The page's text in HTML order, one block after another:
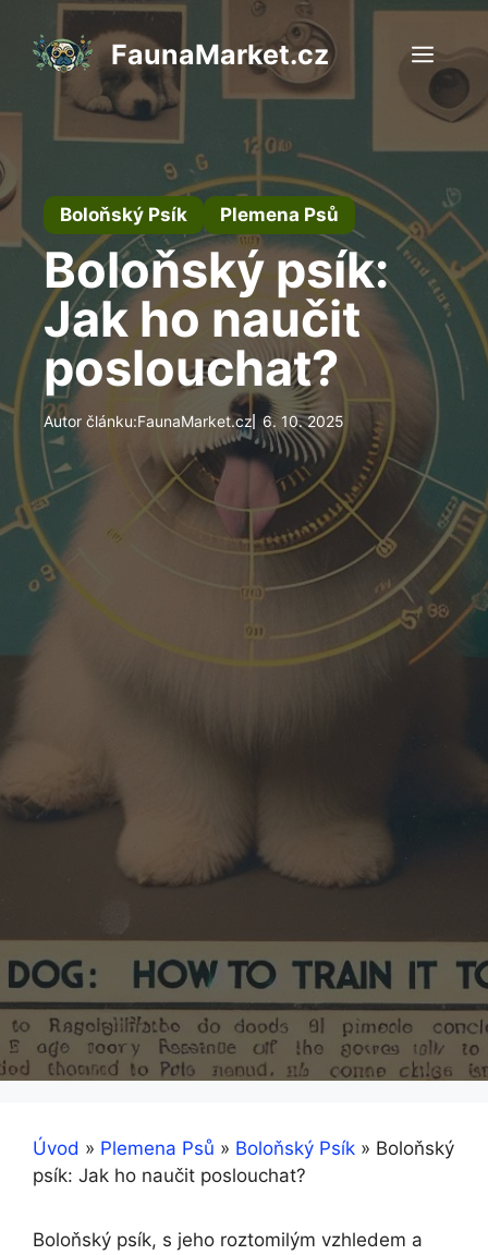
Přeskočit
obsah
FaunaMarket.cz
Boloňský Psík Plemena Psů
Boloňský psík:
Jak ho naučit
poslouchat?
Autor článku:FaunaMarket.cz 6. 10. 2025
Úvod » Plemena Psů » Boloňský Psík » Boloňský
psík: Jak ho naučit poslouchat?
Boloňský psík, s jeho roztomilým vzhledem a